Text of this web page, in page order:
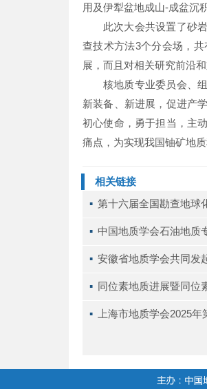
用及伊犁盆地成山-成盆沉
此次大会共设置了砂
查技术方法3个分会场，
展，而且对相关研究前沿
核地质专业委员会、
新装备、新进展，促进产
初心使命，勇于担当，主
痛点，为实现我国铀矿地
相关链接
▪ 第十六届全国勘查地球
▪ 中国地质学会石油地质
▪ 安徽省地质学会共同发
▪ 同位素地质进展暨同位
▪ 上海市地质学会2025年